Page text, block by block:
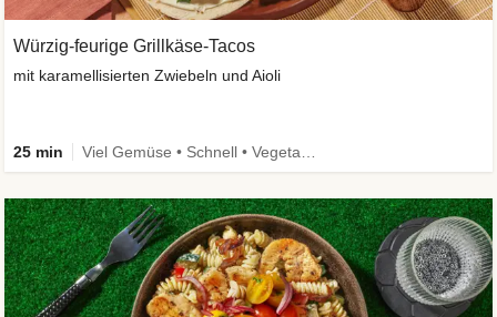
Würzig-feurige Grillkäse-Tacos
mit karamellisierten Zwiebeln und Aioli
25 min